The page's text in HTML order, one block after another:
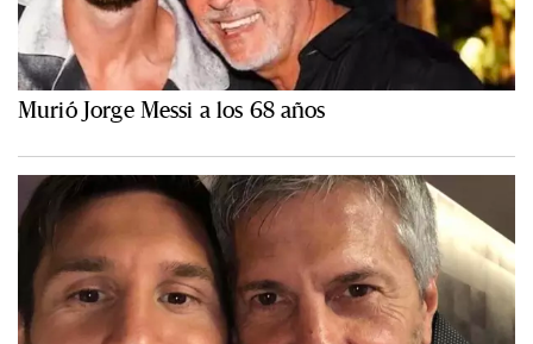
Murió Jorge Messi a los 68 años